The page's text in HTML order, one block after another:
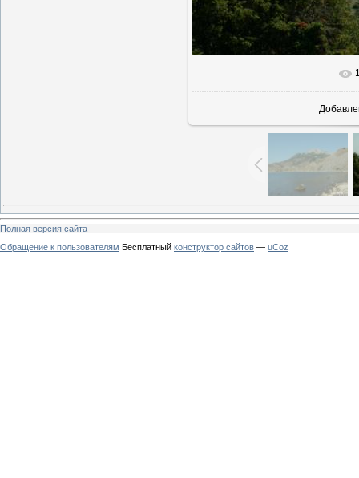
Полная версия сайта
Обращение к пользователям Бесплатный конструктор сайтов — uCoz